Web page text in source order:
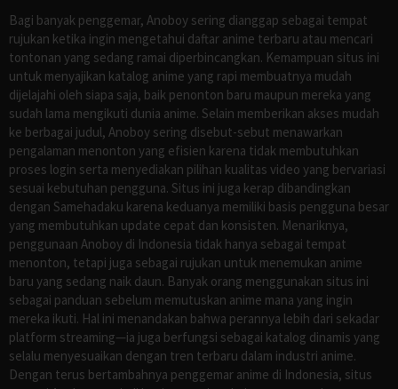
Bagi banyak penggemar, Anoboy sering dianggap sebagai tempat
rujukan ketika ingin mengetahui daftar anime terbaru atau mencari
tontonan yang sedang ramai diperbincangkan. Kemampuan situs ini
untuk menyajikan katalog anime yang rapi membuatnya mudah
dijelajahi oleh siapa saja, baik penonton baru maupun mereka yang
sudah lama mengikuti dunia anime. Selain memberikan akses mudah
ke berbagai judul, Anoboy sering disebut-sebut menawarkan
pengalaman menonton yang efisien karena tidak membutuhkan
proses login serta menyediakan pilihan kualitas video yang bervariasi
sesuai kebutuhan pengguna. Situs ini juga kerap dibandingkan
dengan Samehadaku karena keduanya memiliki basis pengguna besar
yang membutuhkan update cepat dan konsisten. Menariknya,
penggunaan Anoboy di Indonesia tidak hanya sebagai tempat
menonton, tetapi juga sebagai rujukan untuk menemukan anime
baru yang sedang naik daun. Banyak orang menggunakan situs ini
sebagai panduan sebelum memutuskan anime mana yang ingin
mereka ikuti. Hal ini menandakan bahwa perannya lebih dari sekadar
platform streaming—ia juga berfungsi sebagai katalog dinamis yang
selalu menyesuaikan dengan tren terbaru dalam industri anime.
Dengan terus bertambahnya penggemar anime di Indonesia, situs